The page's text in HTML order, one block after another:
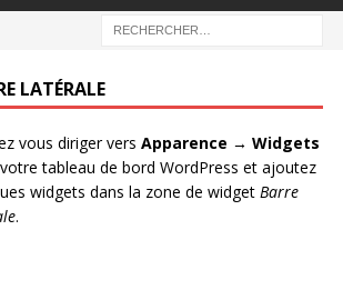
LATÉRALE
vous diriger vers Apparence → Widgets
tableau de bord WordPress et ajoutez
widgets dans la zone de widget Barre
.